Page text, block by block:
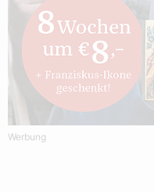
Werbung